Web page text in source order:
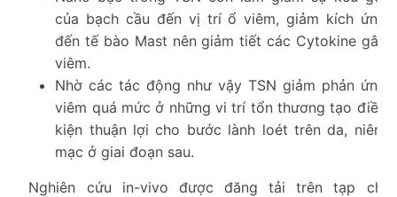
của bạch cầu đến vị trí ổ viêm, giảm kích ứng
đến tế bào Mast nên giảm tiết các Cytokine gây
viêm.
Nhờ các tác động như vậy TSN giảm phản ứng
viêm quá mức ở những vi trí tổn thương tạo điều
kiện thuận lợi cho bước lành loét trên da, niêm
mạc ở giai đoạn sau.
Nghiên cứu in-vivo được đăng tải trên tạp chí